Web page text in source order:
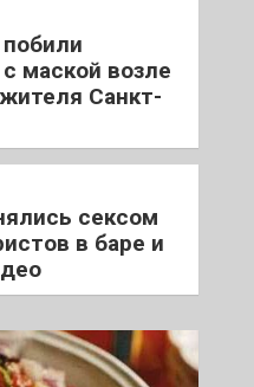
маской возле
Санкт-
сексом
в баре и